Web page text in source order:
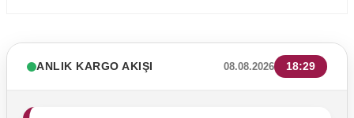
ANLIK KARGO AKIŞI 08.08.2026 18:29